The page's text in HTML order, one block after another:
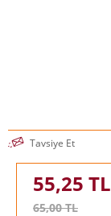
Tavsiye Et
55,25 TL
65,00TL